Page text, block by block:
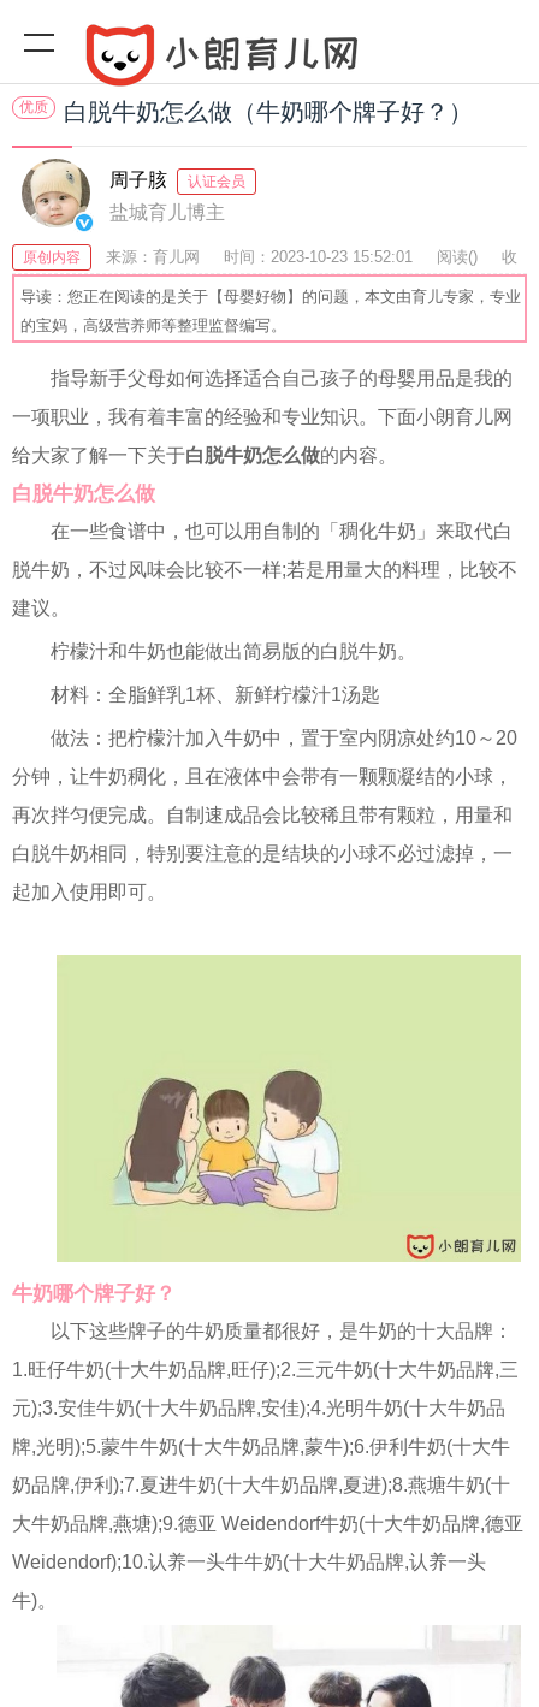
优质 白脱牛奶怎么做（牛奶哪个牌子好？）
周子胲 认证会员
盐城育儿博主
原创内容 来源：育儿网 时间：2023-10-23 15:52:01 阅读() 收
藏：20 分享：46 爆
导读：您正在阅读的是关于【母婴好物】的问题，本文由育儿专家，专业
的宝妈，高级营养师等整理监督编写。
指导新手父母如何选择适合自己孩子的母婴用品是我的
一项职业，我有着丰富的经验和专业知识。下面小朗育儿网
给大家了解一下关于白脱牛奶怎么做的内容。
白脱牛奶怎么做
在一些食谱中，也可以用自制的「稠化牛奶」来取代白
脱牛奶，不过风味会比较不一样;若是用量大的料理，比较不
建议。
柠檬汁和牛奶也能做出简易版的白脱牛奶。
材料：全脂鲜乳1杯、新鲜柠檬汁1汤匙
做法：把柠檬汁加入牛奶中，置于室内阴凉处约10～20
分钟，让牛奶稠化，且在液体中会带有一颗颗凝结的小球，
再次拌匀便完成。自制速成品会比较稀且带有颗粒，用量和
白脱牛奶相同，特别要注意的是结块的小球不必过滤掉，一
起加入使用即可。
牛奶哪个牌子好？
以下这些牌子的牛奶质量都很好，是牛奶的十大品牌：
1.旺仔牛奶(十大牛奶品牌,旺仔);2.三元牛奶(十大牛奶品牌,三
元);3.安佳牛奶(十大牛奶品牌,安佳);4.光明牛奶(十大牛奶品
牌,光明);5.蒙牛牛奶(十大牛奶品牌,蒙牛);6.伊利牛奶(十大牛
奶品牌,伊利);7.夏进牛奶(十大牛奶品牌,夏进);8.燕塘牛奶(十
大牛奶品牌,燕塘);9.德亚 Weidendorf牛奶(十大牛奶品牌,德亚
Weidendorf);10.认养一头牛牛奶(十大牛奶品牌,认养一头
牛)。